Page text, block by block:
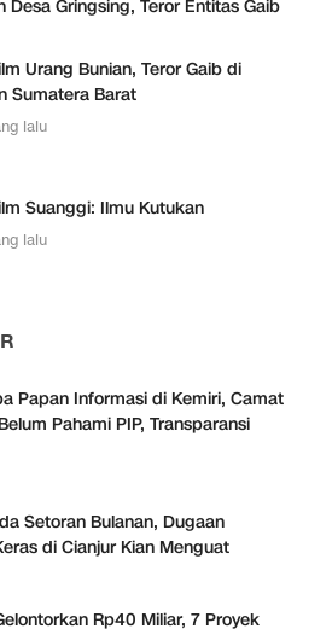
Desa Gringsing, Teror Entitas Gaib
Urang Bunian, Teror Gaib di
Sumatera Barat
lalu
Suanggi: Ilmu Kutukan
lalu
Papan Informasi di Kemiri, Camat
Pahami PIP, Transparansi
Setoran Bulanan, Dugaan
di Cianjur Kian Menguat
Rp40 Miliar, 7 Proyek